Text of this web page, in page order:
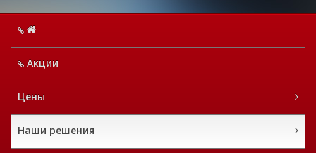
Акции
Цены
Наши решения